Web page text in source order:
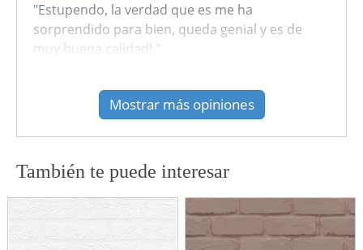
"Estupendo, la verdad que es me ha
sorprendido para bien, queda genial y es de
muy buena calidad! "
Mostrar más opiniones
También te puede interesar